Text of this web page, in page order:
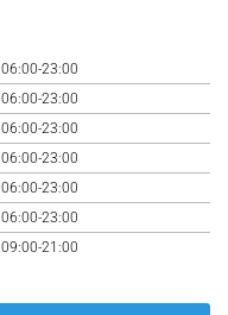
06:00-23:00
06:00-23:00
06:00-23:00
06:00-23:00
06:00-23:00
06:00-23:00
09:00-21:00